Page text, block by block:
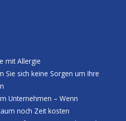
mit Allergie
Sie sich keine Sorgen um Ihre
Unternehmen – Wenn
noch Zeit kosten